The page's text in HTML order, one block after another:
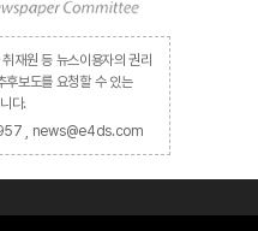
재원 등 뉴스이용자의 권리
후보도를 요청할 수 있는
다.
, news@e4ds.com